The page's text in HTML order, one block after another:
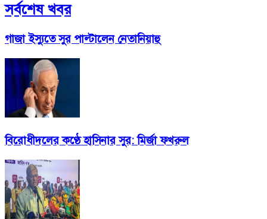
সর্বশেষ খবর
গাজা ইস্যুতে সুর পাল্টালেন নেতানিয়াহু
বিরোধীদলের কণ্ঠে হাসিনার সুর: মির্জা ফখরুল